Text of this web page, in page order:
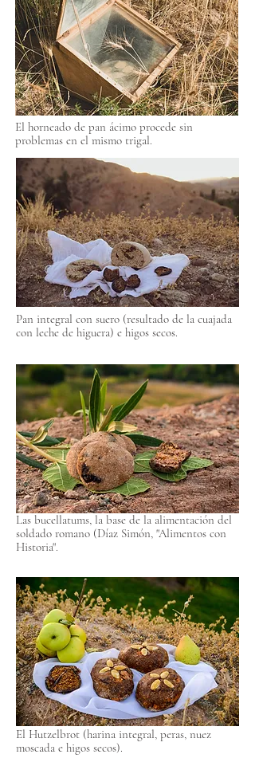
El horneado de pan ácimo procede sin
problemas en el mismo trigal.
Pan integral con suero (resultado de la cuajada
con leche de higuera) e higos secos.
Las bucellatums, la base de la alimentación del
soldado romano (Díaz Simón, "Alimentos con
Historia".
El Hutzelbrot (harina integral, peras, nuez
moscada e higos secos).